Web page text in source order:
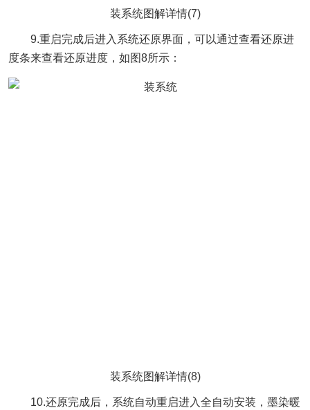
装系统图解详情(7)
9.重启完成后进入系统还原界面，可以通过查看还原进
度条来查看还原进度，如图8所示：
装系统图解详情(8)
10.还原完成后，系统自动重启进入全自动安装，墨染暖